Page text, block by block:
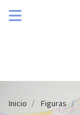
Inicio Figuras